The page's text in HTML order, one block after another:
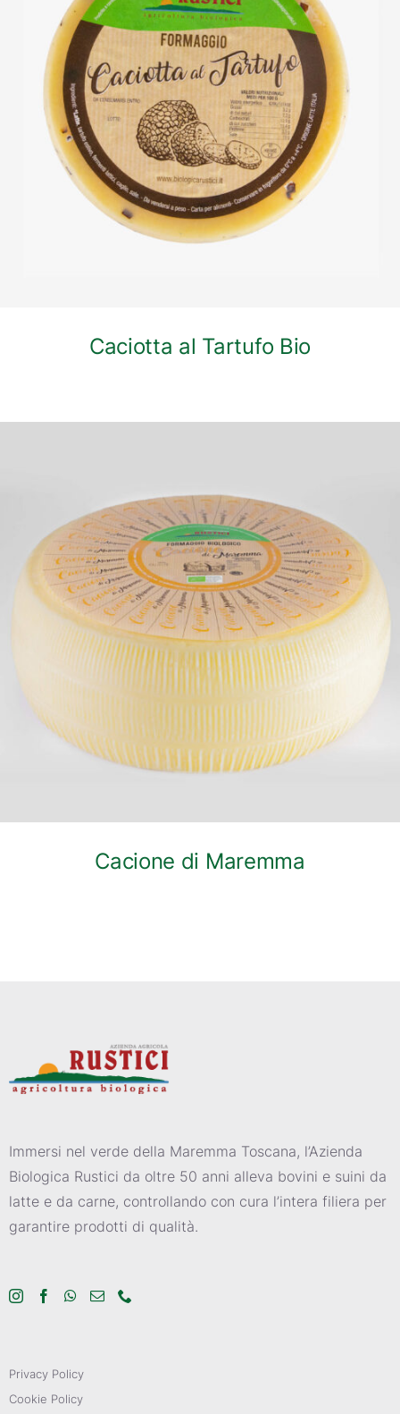
Caciotta al Tartufo Bio
DETTAGLI
Cacione di Maremma
Immersi nel verde della Maremma Toscana, l’Azienda
Biologica Rustici da oltre 50 anni alleva bovini e suini da
latte e da carne, controllando con cura l’intera filiera per
garantire prodotti di qualità.
Privacy Policy
Cookie Policy